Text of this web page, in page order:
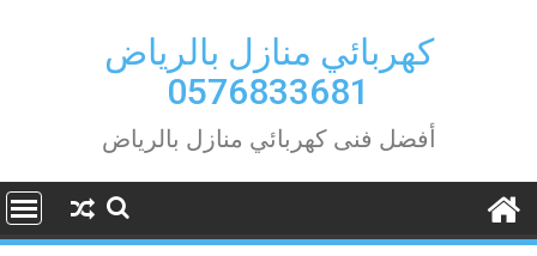
كهربائي منازل بالرياض
0576833681
أفضل فنى كهربائي منازل بالرياض